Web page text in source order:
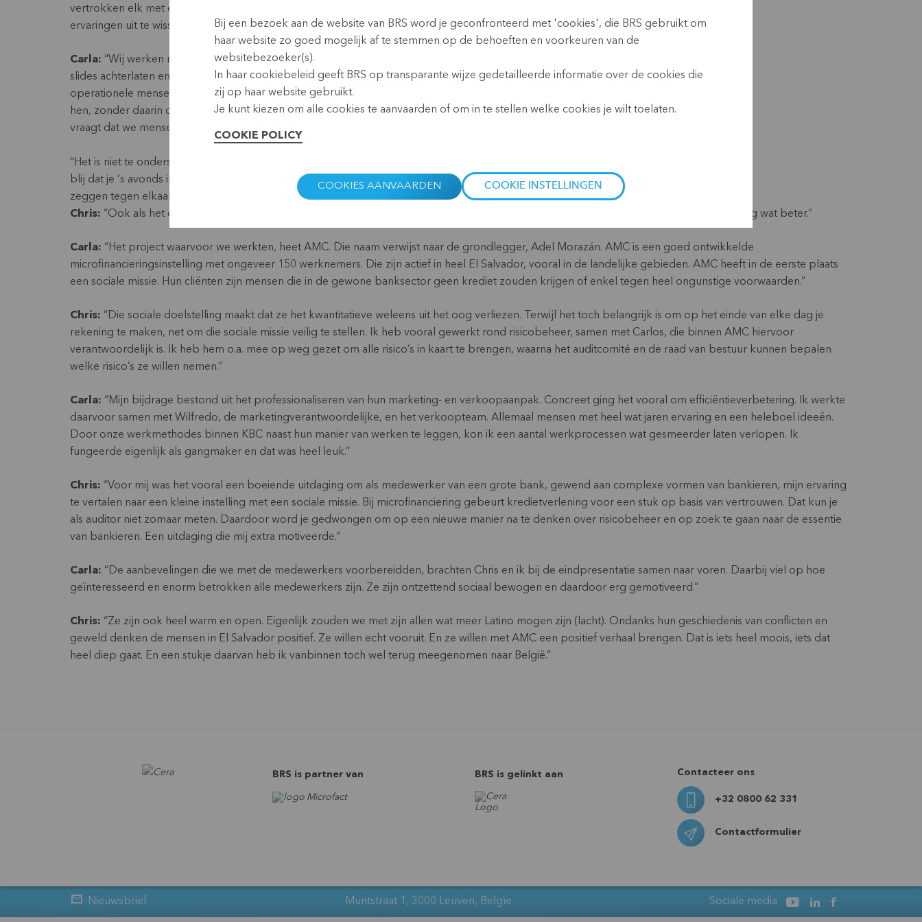
vertrokken elk met een eigen opdracht, maar vonden elkaar tussendoor om
ervaringen uit te wisselen en bij te babbelen. In het Nederlands.
Carla: “Wij werken niet als traditionele consultants die een hoop mooie
slides achterlaten en dan hun schup afkuisen. Nee, wij praten met
operationele mensen over hùn processen. We delen onze ervaringen met
hen, zonder daarin dwingend te zijn. En zonder verborgen agenda die
vraagt dat we mensen evalueren of doelstellingen doordrukken.
“Het is niet te onderschatten hoor, de hele dag Spaans spreken. Je bent heel
blij dat je ‘s avonds in het plat West-Vlaams of Limburgs een woordje kan
zeggen tegen elkaar.”
Chris: “Ook als het over koetjes en kalfjes gaat of gewoon bij het eten, verloopt alles in het Spaans, he. Continu. Maar het ging wel elke dag wat beter.”
Carla: “Het project waarvoor we werkten, heet AMC. Die naam verwijst naar de grondlegger, Adel Morazán. AMC is een goed ontwikkelde
microfinancieringsinstelling met ongeveer 150 werknemers. Die zijn actief in heel El Salvador, vooral in de landelijke gebieden. AMC heeft in de eerste plaats
een sociale missie. Hun cliënten zijn mensen die in de gewone banksector geen krediet zouden krijgen of enkel tegen heel ongunstige voorwaarden.”
Chris: “Die sociale doelstelling maakt dat ze het kwantitatieve weleens uit het oog verliezen. Terwijl het toch belangrijk is om op het einde van elke dag je
rekening te maken, net om die sociale missie veilig te stellen. Ik heb vooral gewerkt rond risicobeheer, samen met Carlos, die binnen AMC hiervoor
verantwoordelijk is. Ik heb hem o.a. mee op weg gezet om alle risico’s in kaart te brengen, waarna het auditcomité en de raad van bestuur kunnen bepalen
welke risico’s ze willen nemen.”
Carla: “Mijn bijdrage bestond uit het professionaliseren van hun marketing- en verkoopaanpak. Concreet ging het vooral om efficiëntieverbetering. Ik werkte
daarvoor samen met Wilfredo, de marketingverantwoordelijke, en het verkoopteam. Allemaal mensen met heel wat jaren ervaring en een heleboel ideeën.
Door onze werkmethodes binnen KBC naast hun manier van werken te leggen, kon ik een aantal werkprocessen wat gesmeerder laten verlopen. Ik
fungeerde eigenlijk als gangmaker en dat was heel leuk.”
Chris: “Voor mij was het vooral een boeiende uitdaging om als medewerker van een grote bank, gewend aan complexe vormen van bankieren, mijn ervaring
te vertalen naar een kleine instelling met een sociale missie. Bij microfinanciering gebeurt kredietverlening voor een stuk op basis van vertrouwen. Dat kun je
als auditor niet zomaar meten. Daardoor word je gedwongen om op een nieuwe manier na te denken over risicobeheer en op zoek te gaan naar de essentie
van bankieren. Een uitdaging die mij extra motiveerde.”
Carla: “De aanbevelingen die we met de medewerkers voorbereidden, brachten Chris en ik bij de eindpresentatie samen naar voren. Daarbij viel op hoe
geïnteresseerd en enorm betrokken alle medewerkers zijn. Ze zijn ontzettend sociaal bewogen en daardoor erg gemotiveerd.”
Chris: “Ze zijn ook heel warm en open. Eigenlijk zouden we met zijn allen wat meer Latino mogen zijn (lacht). Ondanks hun geschiedenis van conflicten en
geweld denken de mensen in El Salvador positief. Ze willen echt vooruit. En ze willen met AMC een positief verhaal brengen. Dat is iets heel moois, iets dat
heel diep gaat. En een stukje daarvan heb ik vanbinnen toch wel terug meegenomen naar België.”
BRS is partner van BRS is gelinkt aan Contacteer ons
+32 0800 62 331
Contactformulier
Nieuwsbrief Muntstraat 1, 3000 Leuven, Belgïe Sociale media
Bij een bezoek aan de website van BRS word je geconfronteerd met 'cookies', die BRS gebruikt om
haar website zo goed mogelijk af te stemmen op de behoeften en voorkeuren van de
websitebezoeker(s).
In haar cookiebeleid geeft BRS op transparante wijze gedetailleerde informatie over de cookies die
zij op haar website gebruikt.
Je kunt kiezen om alle cookies te aanvaarden of om in te stellen welke cookies je wilt toelaten.
COOKIE POLICY
COOKIES AANVAARDEN COOKIE INSTELLINGEN